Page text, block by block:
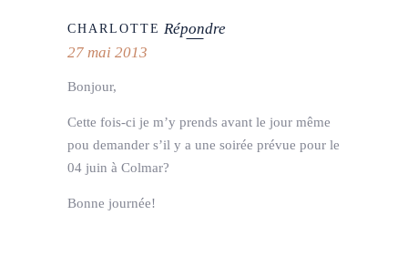
CHARLOTTE Répondre
27 mai 2013
Bonjour,
Cette fois-ci je m’y prends avant le jour même
pou demander s’il y a une soirée prévue pour le
04 juin à Colmar?
Bonne journée!